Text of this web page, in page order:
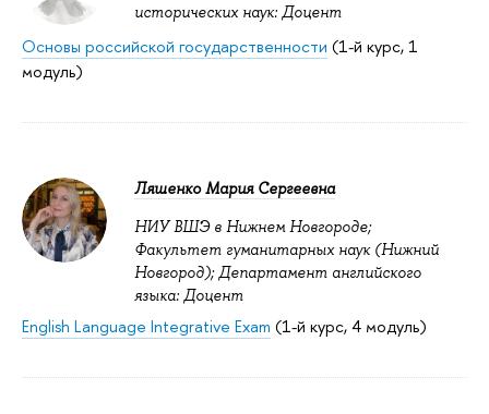
исторических наук: Доцент
Основы российской государственности (1-й курс, 1
модуль)
Ляшенко Мария Сергеевна
НИУ ВШЭ в Нижнем Новгороде;
Факультет гуманитарных наук (Нижний
Новгород); Департамент английского
языка: Доцент
English Language Integrative Exam (1-й курс, 4 модуль)